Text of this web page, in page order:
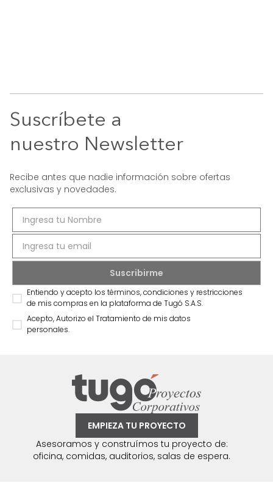
Suscríbete a
nuestro Newsletter
Recibe antes que nadie información sobre ofertas
exclusivas y novedades.
Entiendo y acepto los términos, condiciones y restricciones
de mis compras en la plataforma de Tugó S.A.S.
Acepto, Autorizo el Tratamiento de mis datos
personales.
EMPIEZA TU PROYECTO
Asesoramos y construímos tu proyecto de:
oficina, comidas, auditorios, salas de espera.